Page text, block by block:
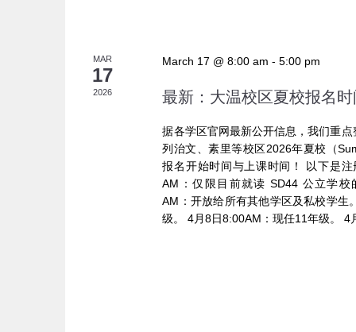
MAR
17
2026
March 17 @ 8:00 am -5:00 pm
最新：大温校区夏校报名时
据各学区官网最新公开信息，我们重点
列治文、素里等校区2026年夏校（
报名开始时间与上课时间！ 以下是
AM：仅限目前就读 SD44 公立学
AM：开放给所有其他学区及私校学
级。 4月8日8:00AM：现任11年级。 4